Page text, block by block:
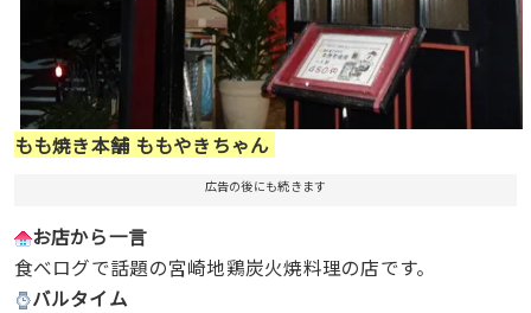
もも焼き本舗 ももやきちゃん
広告の後にも続きます
お店から一言
食べログで話題の宮崎地鶏炭火焼料理の店です。
バルタイム